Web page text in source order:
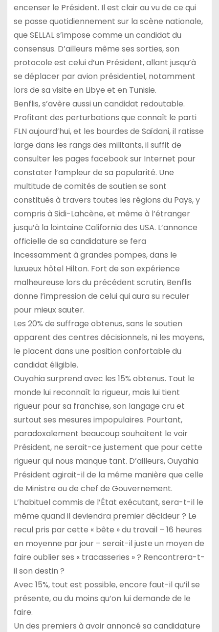
encenser le Président. Il est clair au vu de ce qui
se passe quotidiennement sur la scène nationale,
que SELLAL s’impose comme un candidat du
consensus. D’ailleurs même ses sorties, son
protocole est celui d’un Président, allant jusqu’à
se déplacer par avion présidentiel, notamment
lors de sa visite en Libye et en Tunisie.
Benflis, s’avère aussi un candidat redoutable.
Profitant des perturbations que connaît le parti
FLN aujourd’hui, et les bourdes de Saïdani, il ratisse
large dans les rangs des militants, il suffit de
consulter les pages facebook sur Internet pour
constater l’ampleur de sa popularité. Une
multitude de comités de soutien se sont
constitués à travers toutes les régions du Pays, y
compris à Sidi-Lahcène, et même à l’étranger
jusqu’à la lointaine California des USA. L’annonce
officielle de sa candidature se fera
incessamment à grandes pompes, dans le
luxueux hôtel Hilton. Fort de son expérience
malheureuse lors du précédent scrutin, Benflis
donne l’impression de celui qui aura su reculer
pour mieux sauter.
Les 20% de suffrage obtenus, sans le soutien
apparent des centres décisionnels, ni les moyens,
le placent dans une position confortable du
candidat éligible.
Ouyahia surprend avec les 15% obtenus. Tout le
monde lui reconnaît la rigueur, mais lui tient
rigueur pour sa franchise, son langage cru et
surtout ses mesures impopulaires. Pourtant,
paradoxalement beaucoup souhaitent le voir
Président, ne serait-ce justement que pour cette
rigueur qui nous manque tant. D’ailleurs, Ouyahia
Président agirait-il de la même manière que celle
de Ministre ou de chef de Gouvernement.
L’habituel commis de l’État exécutant, sera-t-il le
même quand il deviendra premier décideur ? Le
recul pris par cette « bête » du travail – 16 heures
en moyenne par jour – serait-il juste un moyen de
faire oublier ses « tracasseries » ? Rencontrera-t-
il son destin ?
Avec 15%, tout est possible, encore faut-il qu’il se
présente, ou du moins qu’on lui demande de le
faire.
Un des premiers à avoir annoncé sa candidature